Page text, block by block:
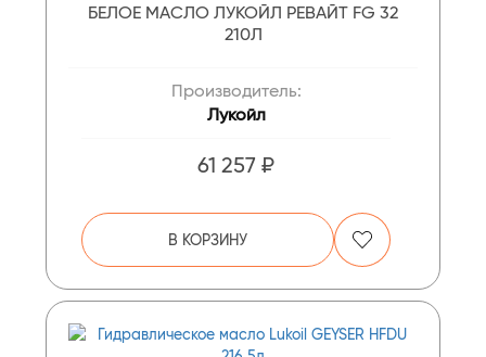
БЕЛОЕ МАСЛО ЛУКОЙЛ РЕВАЙТ FG 32
210Л
Производитель:
Лукойл
61 257 ₽
В КОРЗИНУ